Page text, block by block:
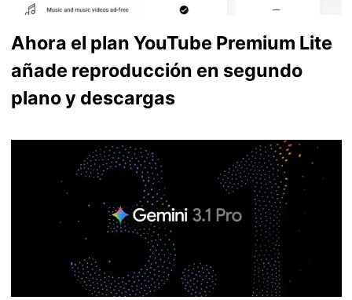
Ahora el plan YouTube Premium Lite
añade reproducción en segundo
plano y descargas